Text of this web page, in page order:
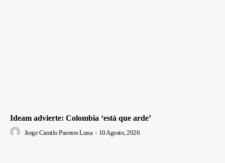
Ideam advierte: Colombia ‘está que arde’
Jorge Camilo Puentes Luna - 10 Agosto, 2026